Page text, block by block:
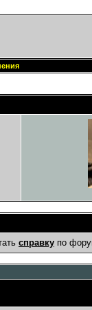
справку по